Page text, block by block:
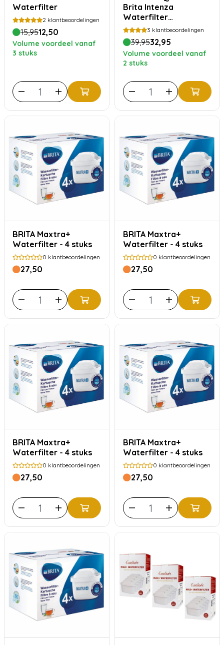
Waterfilter
2 klantbeoordelingen
15,9512,50
Volume voordeel vanaf
3 stuks
Brita Intenza
Waterfilter
Voordeelverpakking
3 klantbeoordelingen
39,9532,95
Volume voordeel vanaf
2 stuks
BRITA Maxtra+
Waterfilter - 4 stuks
0 klantbeoordelingen
27,50
BRITA Maxtra+
Waterfilter - 4 stuks
0 klantbeoordelingen
27,50
BRITA Maxtra+
Waterfilter - 4 stuks
0 klantbeoordelingen
27,50
BRITA Maxtra+
Waterfilter - 4 stuks
0 klantbeoordelingen
27,50